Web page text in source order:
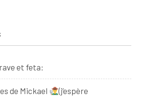
et feta:
de Mickael
(j’espère